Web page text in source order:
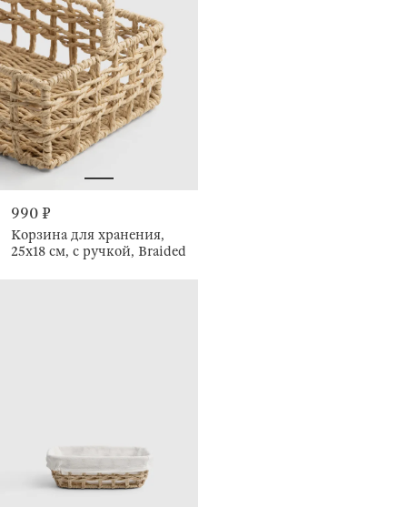
990 ₽
Корзина для хранения,
25х18 см, с ручкой, Braided